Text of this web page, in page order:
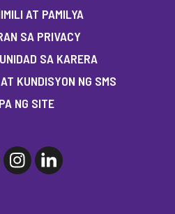
AT PAMILYA
SA PRIVACY
SA KARERA
KUNDISYON NG SMS
NG SITE